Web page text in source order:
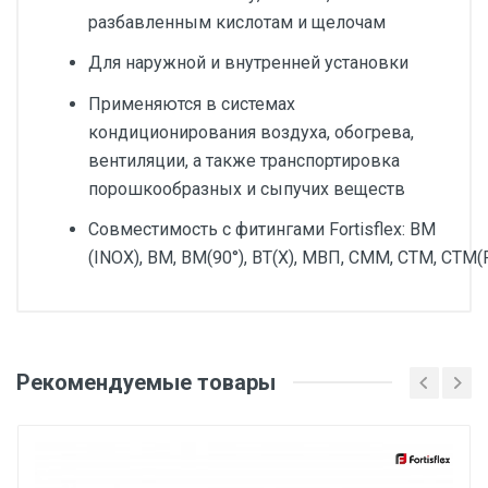
разбавленным кислотам и щелочам
Для наружной и внутренней установки
Применяются в системах
кондиционирования воздуха, обогрева,
вентиляции, а также транспортировка
порошкообразных и сыпучих веществ
Совместимость с фитингами Fortisflex: ВМ
(INOX), ВМ, ВМ(90°), ВТ(Х), МВП, СММ, СТМ,
Покрытие
Рекомендуемые товары